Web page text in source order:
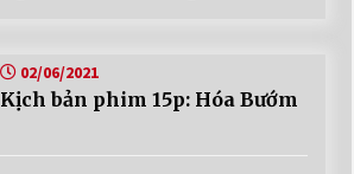
02/06/2021
Kịch bản phim 15p: Hóa Bướm